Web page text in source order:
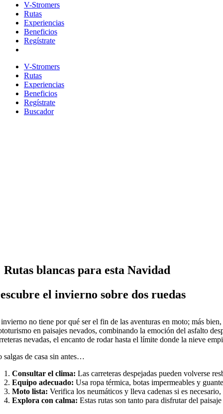
V-Stromers
Rutas
Experiencias
Beneficios
Regístrate
V-Stromers
Rutas
Experiencias
Beneficios
Regístrate
Buscador
Rutas blancas para esta Navidad
el invierno sobre dos ruedas
no tiene por qué ser el fin de las aventuras en moto; más
en paisajes nevados, combinando la emoción del asfalto
nevadas, el encanto de rodar hasta el límite donde la nieve
salgas de casa sin antes…
Consultar el clima: Las carreteras despejadas pueden volverse
Equipo adecuado: Usa ropa térmica, botas impermeables y
Moto lista: Verifica los neumáticos y lleva cadenas si es
Explora con calma: Estas rutas son tanto para disfrutar del